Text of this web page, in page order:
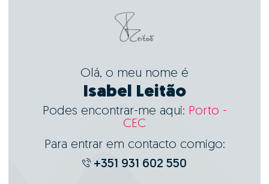
Olá, o meu nome é
Isabel Leitão
Podes encontrar-me aqui: Porto -
CEC
Para entrar em contacto comigo:
+351 931 602 550